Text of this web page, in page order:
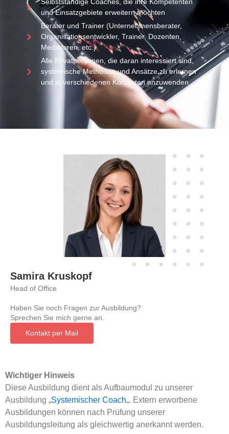
Selbstständige Coaches, die ihre Kompetenten
und Einsatzgebiete erweitern möchten
Berater und Trainer (Unternehmensberater,
Organisationsentwickler, Trainer, Dozenten,
Mediatoren, etc.)
Alle Privatpersonen, die daran interessiert sind,
systemische Methoden und Ansätze zu erlernen
und in verschiedenen Kontexten anzuwenden
Samira Kruskopf
Head of Office
Haben Sie noch Fragen zur Ausbildung?
Sprechen Sie mich gerne an.
Kontakt per Mail
Wichtiger Hinweis
Diese Ausbildung dient als Aufbaumodul zu unserer
Ausbildung „Systemischer Coach„. Extern erworbene
Ausbildungen können nach Prüfung unserer
Ausbildungsleitung als gleichwertig anerkannt werden.